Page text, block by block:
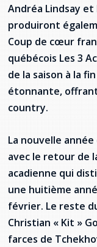
Brian Kizner
Marc-
Stacy Smith
Nancy Dillon
Clare Halleran
Joseph
Dominic Demers
Yulia
Andréa Lindsay
produiront
Coup de cœur
québécois Les 3
de la saison à la
étonnante,
country.
La nouvelle
avec le retour de
acadienne qui
une huitième
février. Le reste
Christian « Kit »
farces de